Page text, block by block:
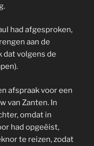
had afgesproken,
aan de
dat volgens de
afspraak voor een
van Zanten. In
omdat in
had opgeëist,
te reizen, zodat